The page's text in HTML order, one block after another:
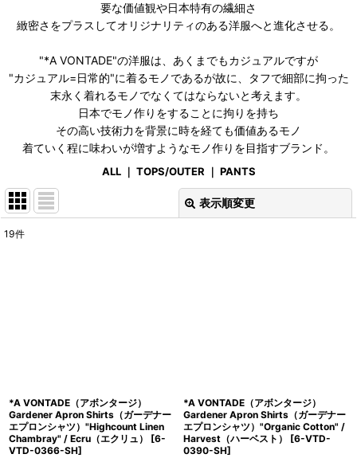
要な価値観や日本特有の繊細さ
緻密さをプラスしてオリジナリティのある洋服へと進化させる。
"*A VONTADE"の洋服は、あくまでもカジュアルですが
"カジュアル=日常的"に着るモノであるが故に、タフで細部に拘った
末永く着れるモノでなくてはならないと考えます。
日本でモノ作りをすることに拘りを持ち
その高い技術力を背景に時を経ても価値あるモノ
着ていく程に味わいが増すようなモノ作りを目指すブランド。
ALL ｜ TOPS/OUTER ｜ PANTS
表示順変更
絞り込む
19件
*A VONTADE（アボンタージ）
Gardener Apron Shirts（ガーデナー
エプロンシャツ）"Highcount Linen
Chambray" / Ecru（エクリュ）
[6-
VTD-0366-SH]
*A VONTADE（アボンタージ）
Gardener Apron Shirts（ガーデナー
エプロンシャツ）"Organic Cotton" /
Harvest（ハーベスト）
[6-VTD-
0390-SH]